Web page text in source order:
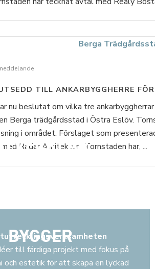
TILL ANKARBYGGHERRE
nu beslutat om vilka tre
Berga trädgårdsstad i Östra Eslöv.
i området. Förslaget som
Radar Arkitektur. Tornstaden har, ...
till färdiga projekt med fokus på
och estetik för att skapa en lyckad
BYGGER